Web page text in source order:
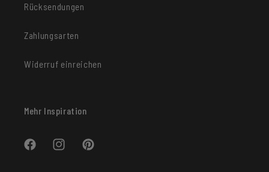
Rücksendungen
Zahlungsarten
Widerruf einreichen
Mehr Inspiration
FacebookInstagramPinterest